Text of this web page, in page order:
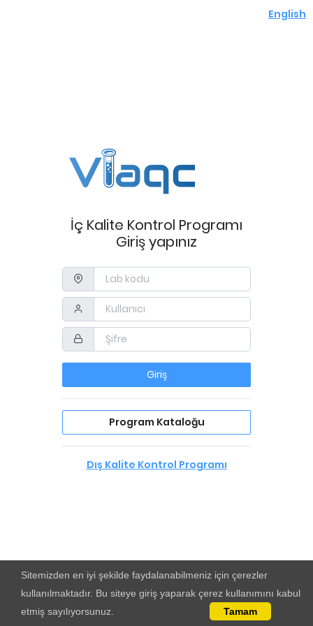
English
İç Kalite Kontrol Programı
Giriş yapınız
Giriş
Program Kataloğu
Dış Kalite Kontrol Programı
Sitemizden en iyi şekilde faydalanabilmeniz için çerezler
kullanılmaktadır. Bu siteye giriş yaparak çerez kullanımını kabul
etmiş sayılıyorsunuz.
Tamam